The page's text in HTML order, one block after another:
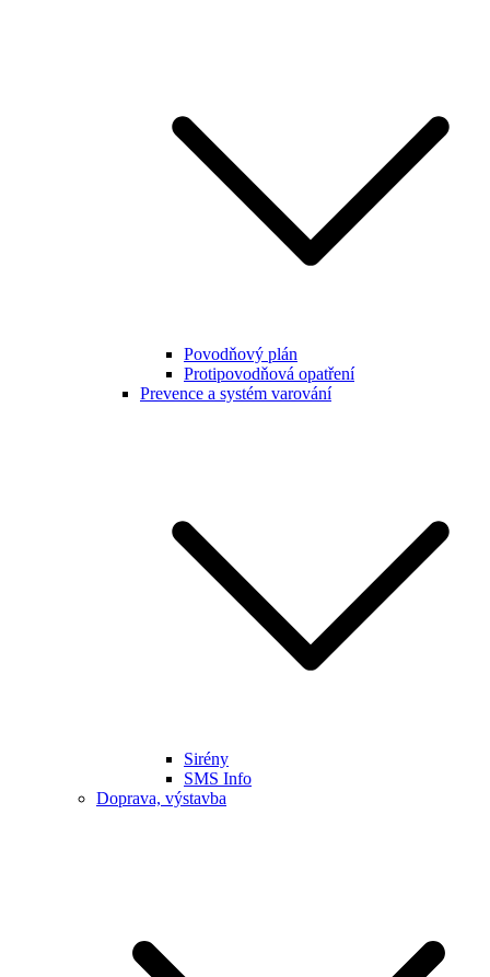
Povodňový plán
Protipovodňová opatření
Prevence a systém varování
Sirény
SMS Info
Doprava, výstavba